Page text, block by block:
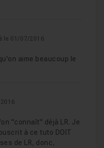
le 01/07/2016
aime beaucoup le
"connaît" déjà LR. Je
à ce tuto DOIT
de LR, donc,